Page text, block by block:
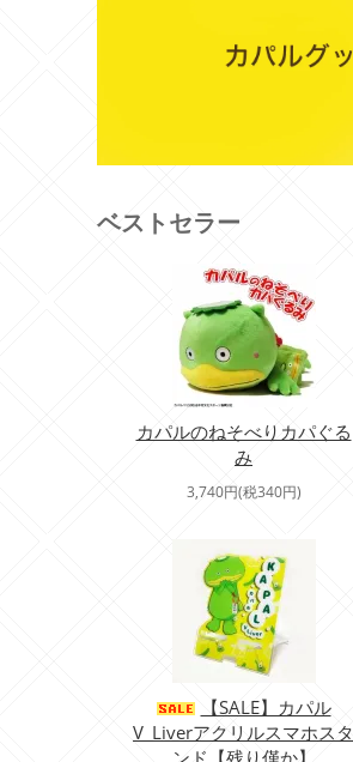
ベストセラー
カパルのねそべりカパぐる
み
3,740円(税340円)
【SALE】カパル
V_Liverアクリルスマホスタ
ンド【残り僅か】